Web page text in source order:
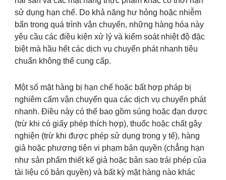
sử dụng hạn chế. Do khả năng hư hỏng hoặc nhiễm
bẩn trong quá trình vận chuyển, những hàng hóa này
yêu cầu các điều kiện xử lý và kiểm soát nhiệt độ đặc
biệt mà hầu hết các dịch vụ chuyển phát nhanh tiêu
chuẩn không thể cung cấp.
Một số mặt hàng bị hạn chế hoặc bất hợp pháp bị
nghiêm cấm vận chuyển qua các dịch vụ chuyển phát
nhanh. Điều này có thể bao gồm súng hoặc đạn dược
(trừ khi có giấy phép thích hợp), thuốc hoặc chất gây
nghiện (trừ khi được phép sử dụng trong y tế), hàng
giả hoặc phương tiện vi phạm bản quyền (chẳng hạn
như sản phẩm thiết kế giả hoặc bản sao trái phép của
tài liệu có bản quyền) và bất kỳ mặt hàng nào khác